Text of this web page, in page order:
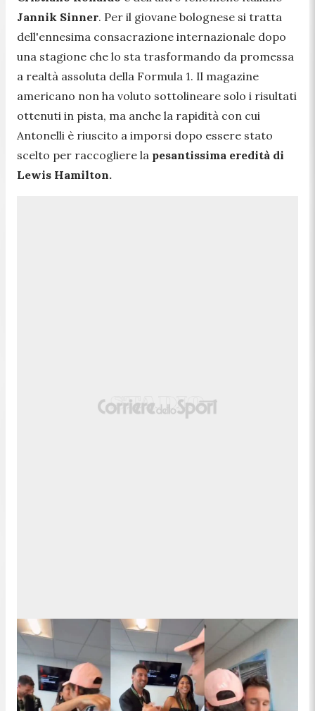
Jannik Sinner. Per il giovane bolognese si tratta
dell'ennesima consacrazione internazionale dopo
una stagione che lo sta trasformando da promessa
a realtà assoluta della Formula 1. Il magazine
americano non ha voluto sottolineare solo i risultati
ottenuti in pista, ma anche la rapidità con cui
Antonelli è riuscito a imporsi dopo essere stato
scelto per raccogliere la pesantissima eredità di
Lewis Hamilton.